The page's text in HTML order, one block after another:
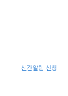
신간알림 신청